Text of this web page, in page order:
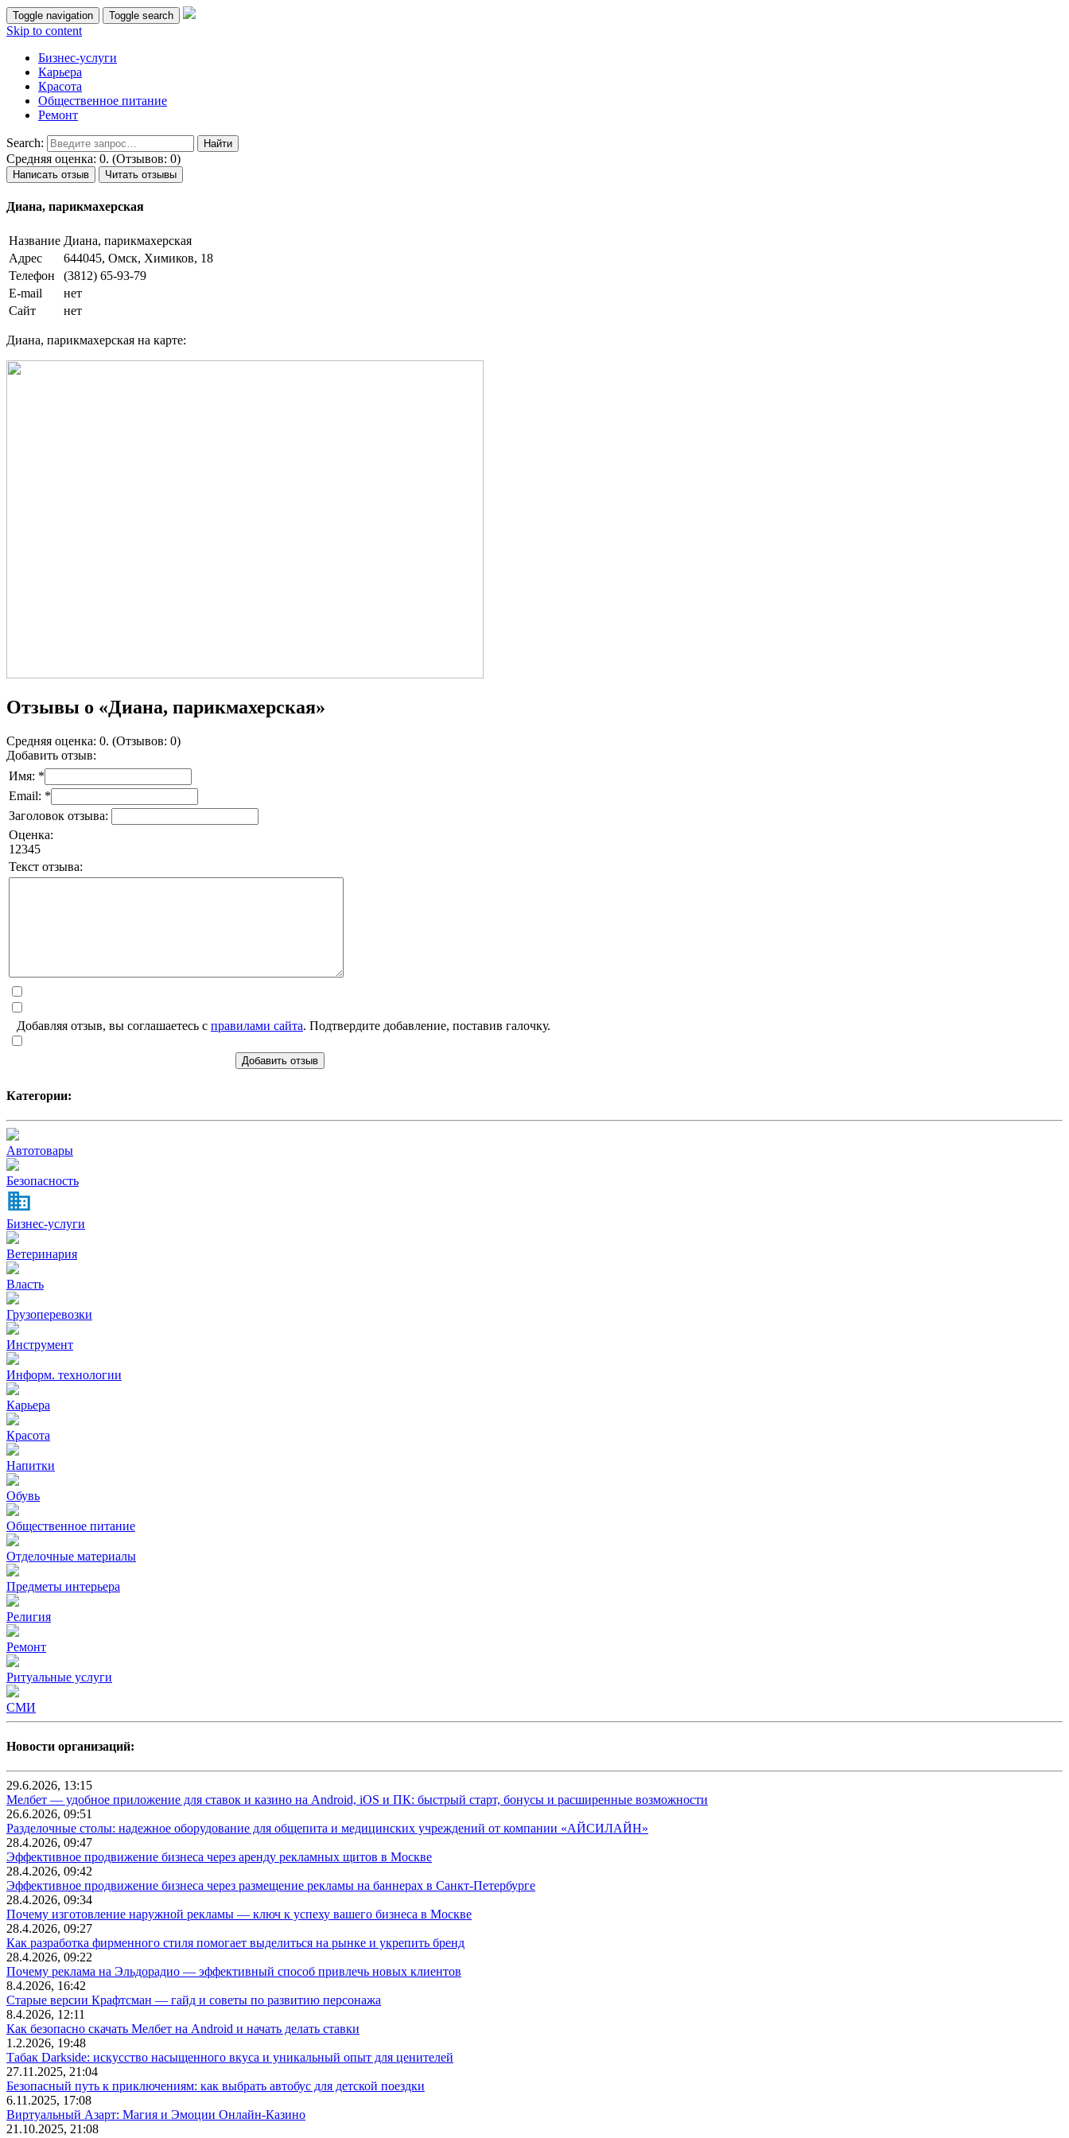
Toggle navigation Toggle search
Skip to content
Бизнес-услуги
Карьера
Красота
Общественное питание
Ремонт
Search:
Средняя оценка: 0. (Отзывов: 0)
Написать отзыв Читать отзывы
Диана, парикмахерская
Название Диана, парикмахерская
Адрес
644045, Омск, Химиков, 18
Телефон
(3812) 65-93-79
E-mail
нет
Сайт
нет
Диана, парикмахерская на карте:
Отзывы о «Диана, парикмахерская»
Средняя оценка: 0. (Отзывов: 0)
Добавить отзыв:
Имя: *
Email: *
Заголовок отзыва:
Оценка:
1 2345
Текст отзыва:
Добавляя отзыв, вы соглашаетесь с правилами сайта. Подтвердите добавление, поставив галочку.
Добавить отзыв
Категории:
Автотовары
Безопасность
Бизнес-услуги
Ветеринария
Власть
Грузоперевозки
Инструмент
Информ. технологии
Карьера
Красота
Напитки
Обувь
Общественное питание
Отделочные материалы
Предметы интерьера
Религия
Ремонт
Ритуальные услуги
СМИ
Новости организаций:
29.6.2026, 13:15
Мелбет — удобное приложение для ставок и казино на Android, iOS и ПК: быстрый старт, бонусы и расширенные возможности
26.6.2026, 09:51
Разделочные столы: надежное оборудование для общепита и медицинских учреждений от компании «АЙСИЛАЙН»
28.4.2026, 09:47
Эффективное продвижение бизнеса через аренду рекламных щитов в Москве
28.4.2026, 09:42
Эффективное продвижение бизнеса через размещение рекламы на баннерах в Санкт-Петербурге
28.4.2026, 09:34
Почему изготовление наружной рекламы — ключ к успеху вашего бизнеса в Москве
28.4.2026, 09:27
Как разработка фирменного стиля помогает выделиться на рынке и укрепить бренд
28.4.2026, 09:22
Почему реклама на Эльдорадио — эффективный способ привлечь новых клиентов
8.4.2026, 16:42
Старые версии Крафтсман — гайд и советы по развитию персонажа
8.4.2026, 12:11
Как безопасно скачать Мелбет на Android и начать делать ставки
1.2.2026, 19:48
Табак Darkside: искусство насыщенного вкуса и уникальный опыт для ценителей
27.11.2025, 21:04
Безопасный путь к приключениям: как выбрать автобус для детской поездки
6.11.2025, 17:08
Виртуальный Азарт: Магия и Эмоции Онлайн-Казино
21.10.2025, 21:08